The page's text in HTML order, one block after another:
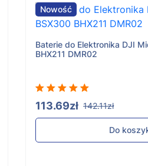
Nowość
Baterie do Elektronika DJI
BHX211 DMR02
113.69zł 142.11zł
Do